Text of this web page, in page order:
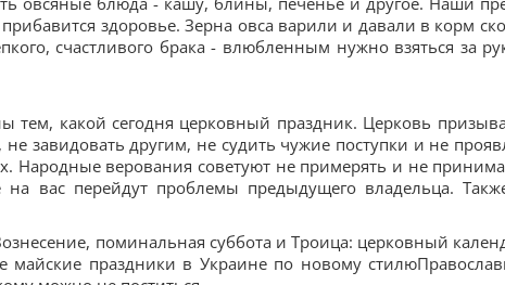
здоровье. Зерна овса варили и давали в корм
счастливого брака - влюбленным нужно взяться за
тем, какой сегодня церковный праздник. Церковь
завидовать другим, не судить чужие поступки и не
Народные верования советуют не примерять и не
вас перейдут проблемы предыдущего владельца.
поминальная суббота и Троица: церковный
праздники в Украине по новому